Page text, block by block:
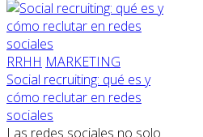
RRHH MARKETING
Social recruiting: qué es y
cómo reclutar en redes
sociales
Las redes sociales no solo